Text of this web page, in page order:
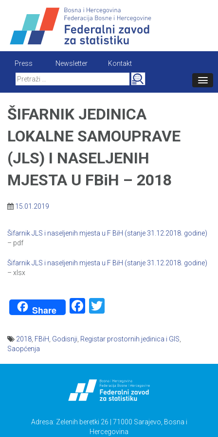
content
Press Newsletter
Kontakt
Search
for:
ŠIFARNIK JEDINICA
LOKALNE SAMOUPRAVE
(JLS) I NASELJENIH
MJESTA U FBiH – 2018
15.01.2019
Šifarnik JLS i naseljenih mjesta u F BiH (stanje 31.12.2018. godine)
– pdf
Šifarnik JLS i naseljenih mjesta u F BiH (stanje 31.12.2018. godine)
– xlsx
Share Facebook
2018 FBiH Godisnji Registar prostornih jedinica i GIS
Saopćenja
Adresa: Zelenih beretki 26 | 71000 Sarajevo, Bosna i
Hercegovina